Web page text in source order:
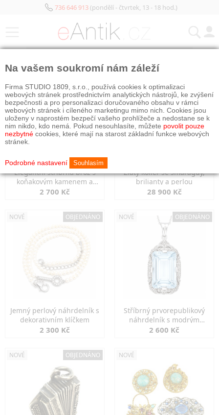
736 646 913(pondělí - čtvrtek, 13 - 18 hod.)
Elegantní stříbrná brož s
koňakovým kamenem a
markazity
2 700 Kč
Zlatý kolier se smaragdy,
brilianty a perlou
28 900 Kč
NOVÉ OBJEDNÁNO
Jemný perlový náhrdelník s
dekorativním klíčkem
2 300 Kč
NOVÉ OBJEDNÁNO
Stříbrný prvorepublikový
náhrdelník s modrým
spinelem
2 600 Kč
NOVÉ OBJEDNÁNO NOVÉ
Na vašem soukromí nám záleží
Firma STUDIO 1809, s.r.o., používá cookies k optimalizaci
webových stránek prostřednictvím analytických nástrojů, ke zvýšení
bezpečnosti a pro personalizaci doručovaného obsahu v rámci
webových stránek i cíleného marketingu mimo nich. Cookies jsou
uloženy v naprostém bezpečí vašeho prohlížeče a nedostane se k
nim nikdo, kdo nemá. Pokud nesouhlasíte, můžete povolit pouze
nezbytné cookies, které mají na starost základní funkce webových
stránek.
Podrobné nastavení Souhlasím